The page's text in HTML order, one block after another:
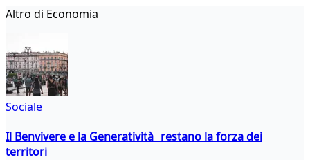
Altro di Economia
Sociale
Il Benvivere e la Generatività restano la forza dei
territori